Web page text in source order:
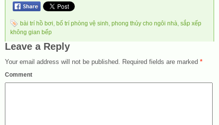
bài trí hồ bơi, bố trí phòng vệ sinh, phong thủy cho ngôi nhà, sắp xếp
không gian bếp
Leave a Reply
Your email address will not be published. Required fields are marked *
Comment